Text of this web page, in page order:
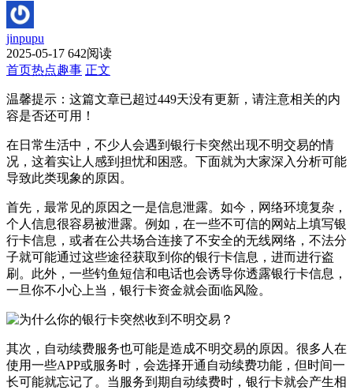
jinpupu
2025-05-17 642阅读
首页热点趣事 正文
温馨提示：这篇文章已超过449天没有更新，请注意相关的内
容是否还可用！
在日常生活中，不少人会遇到银行卡突然出现不明交易的情
况，这着实让人感到担忧和困惑。下面就为大家深入分析可能
导致此类现象的原因。
首先，最常见的原因之一是信息泄露。如今，网络环境复杂，
个人信息很容易被泄露。例如，在一些不可信的网站上填写银
行卡信息，或者在公共场合连接了不安全的无线网络，不法分
子就可能通过这些途径获取到你的银行卡信息，进而进行盗
刷。此外，一些钓鱼短信和电话也会诱导你透露银行卡信息，
一旦你不小心上当，银行卡资金就会面临风险。
其次，自动续费服务也可能是造成不明交易的原因。很多人在
使用一些APP或服务时，会选择开通自动续费功能，但时间一
长可能就忘记了。当服务到期自动续费时，银行卡就会产生相